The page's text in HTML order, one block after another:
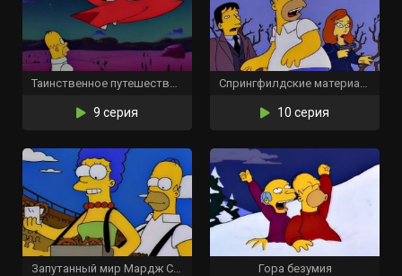
Таинственное путешествие Гомера
9 серия
Спрингфилдские материалы
10 серия
Запутанный мир Мардж Симпсон Гора безумия